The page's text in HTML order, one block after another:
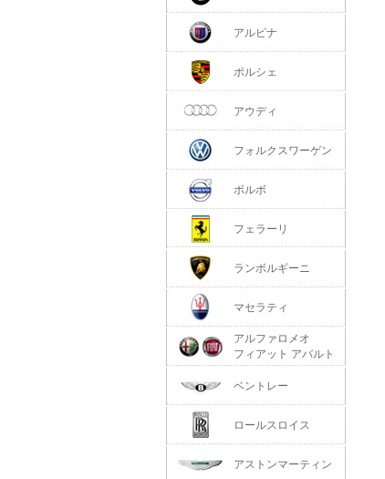
アルピナ
ポルシェ
アウディ
フォルクスワーゲン
ボルボ
フェラーリ
ランボルギーニ
マセラティ
アルファロメオ
フィアット アバルト
ベントレー
ロールスロイス
アストンマーティン